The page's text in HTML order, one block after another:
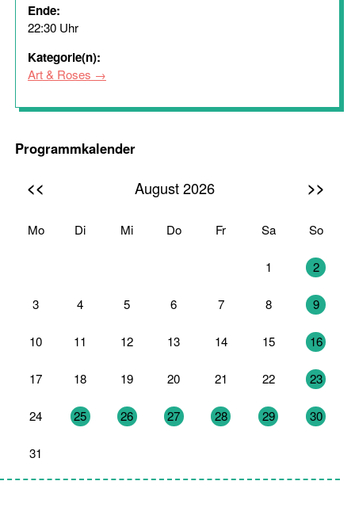
Ende:
22:30 Uhr
Kategorie(n):
Art & Roses
Programmkalender
<< August 2026 >>
Mo Di Mi Do Fr Sa So
1 2
3 4 5 6 7 8 9
10 11 12 13 14 15 16
17 18 19 20 21 22 23
24 25 26 27 28 29 30
31